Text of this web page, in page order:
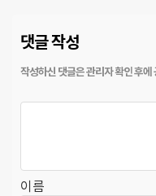
댓글 작성
이름